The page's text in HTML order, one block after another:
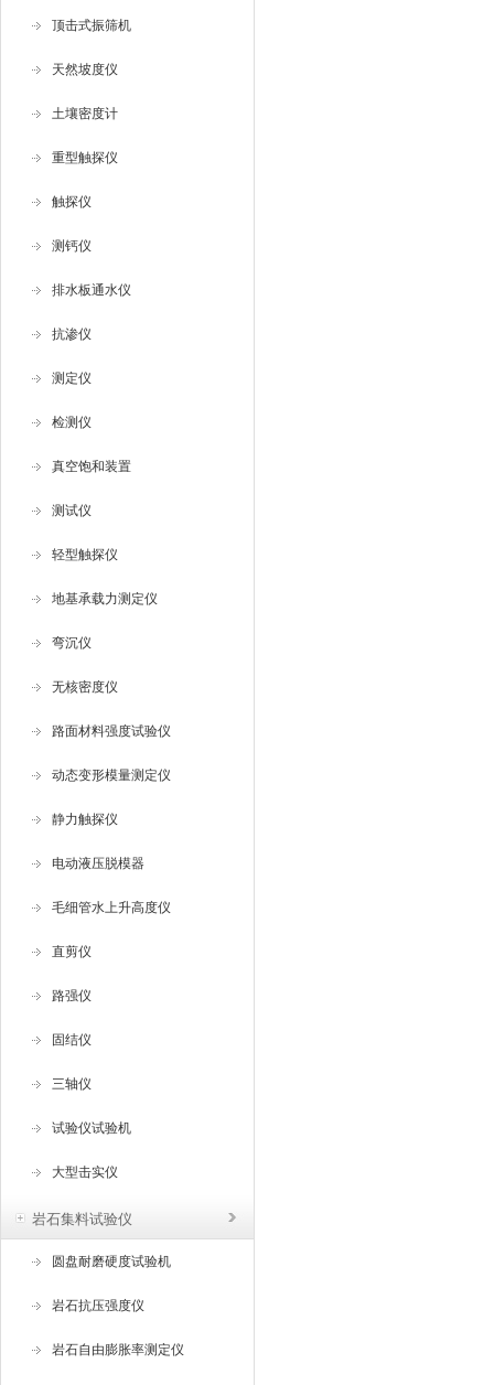
顶击式振筛机
天然坡度仪
土壤密度计
重型触探仪
触探仪
测钙仪
排水板通水仪
抗渗仪
测定仪
检测仪
真空饱和装置
测试仪
轻型触探仪
地基承载力测定仪
弯沉仪
无核密度仪
路面材料强度试验仪
动态变形模量测定仪
静力触探仪
电动液压脱模器
毛细管水上升高度仪
直剪仪
路强仪
固结仪
三轴仪
试验仪试验机
大型击实仪
岩石集料试验仪
圆盘耐磨硬度试验机
岩石抗压强度仪
岩石自由膨胀率测定仪